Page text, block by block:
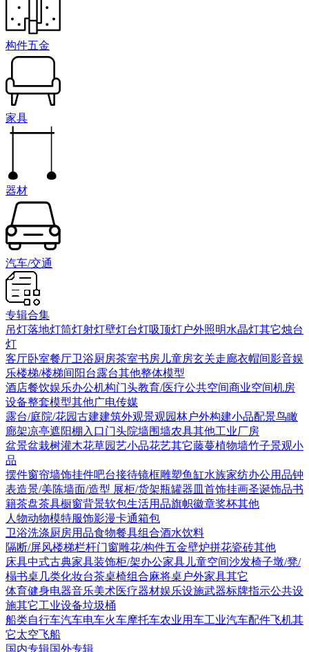
构件五金
家具
器材
汽车/交通
专辑合集
吊灯落地灯筒灯射灯壁灯台灯吸顶灯户外照明水晶灯其它烛台
灯
客厅卧室餐厅卫浴厨房茶室书房 儿童房玄关走廊衣帽间影音娱
乐楼梯/楼梯间 阳台露台其他整体模型
酒店餐饮娱乐办公机构门头教育/医疗公共空间商业空间机房
设备整套模型其他广电传媒
露台/庭院/花园古建建筑外观景观园林户外构建小品配景鸟瞰
廊架凉亭遮阳棚 入口门头院墙围墙农具其他工业厂房
盆景盆栽树灌木花草园艺小品花艺其它藤蔓植物墙竹子景观小
品
摆件窗帘墙饰挂件吧台接待镜框雕塑鱼缸水族家纺办公用品钟
表造景/美陈墙面/造型 展柜/货架瓶罐器皿 首饰挂画圣诞饰品书
籍茶盘茶具橱窗背景软包生活用品旗帜徽章奖杯其他
人物动物模特服饰影漫卡通箱包
卫浴洗涤厨房用品食物餐具组合酒水饮料
隔断/屏风楼梯栏杆门窗雕花/构件五金壁炉拼花瓷砖其他
床具中式古典家具装饰柜/架办公家具 儿童空间沙发椅子墩/凳/
榻书桌 几类化妆台茶桌椅组合麻将桌 户外家具其它
体育健身电器音乐美术医疗器材娱乐设施武器标牌指示公共设
施其它工业设备垃圾桶
船类自行车汽车电车火车摩托车农业用车工业汽车配件飞机其
它太空飞船
国内专辑国外专辑